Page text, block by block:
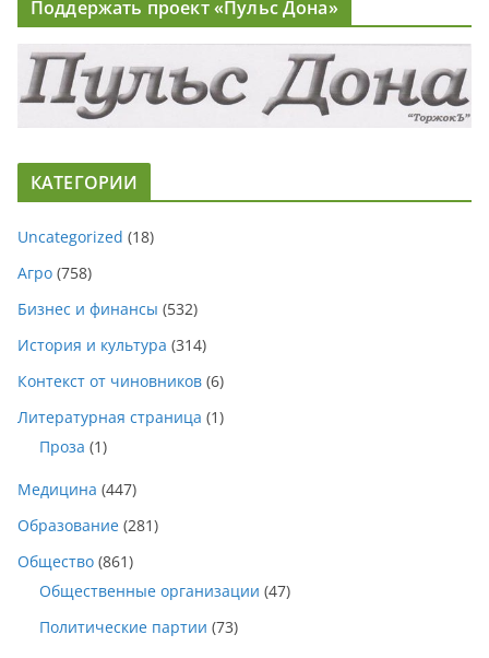
Поддержать проект «Пульс Дона»
КАТЕГОРИИ
Uncategorized (18)
Агро (758)
Бизнес и финансы (532)
История и культура (314)
Контекст от чиновников (6)
Литературная страница (1)
Проза (1)
Медицина (447)
Образование (281)
Общество (861)
Общественные организации (47)
Политические партии (73)